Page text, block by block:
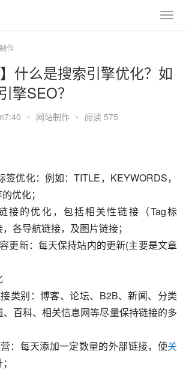
作
】什么是搜索引擎优化？如
擎SEO？
• 网站制作 • 阅读 575
优化：例如：TITLE，KEYWORDS，
优化；
的优化，包括相关性链接（Tag标
各导航链接，及图片链接；
新：每天保持站内的更新(主要是文章
别：博客、论坛、B2B、新闻、分类
百科、相关信息网等尽量保持链接的多
每天添加一定数量的外部链接，使关